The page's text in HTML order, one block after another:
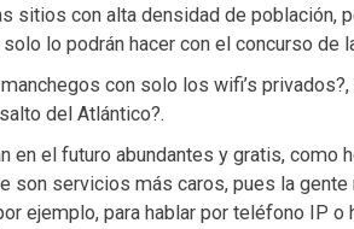
sitios con alta densidad de población,
lo podrán hacer con el concurso de
con solo los wifi’s
del Atlántico?.
en el futuro abundantes y gratis, como
son servicios más caros, pues la gente
ejemplo, para hablar por teléfono IP o